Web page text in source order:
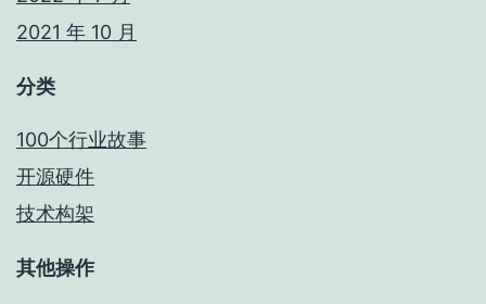
2021 年 10 月
分类
100个行业故事
开源硬件
技术构架
其他操作